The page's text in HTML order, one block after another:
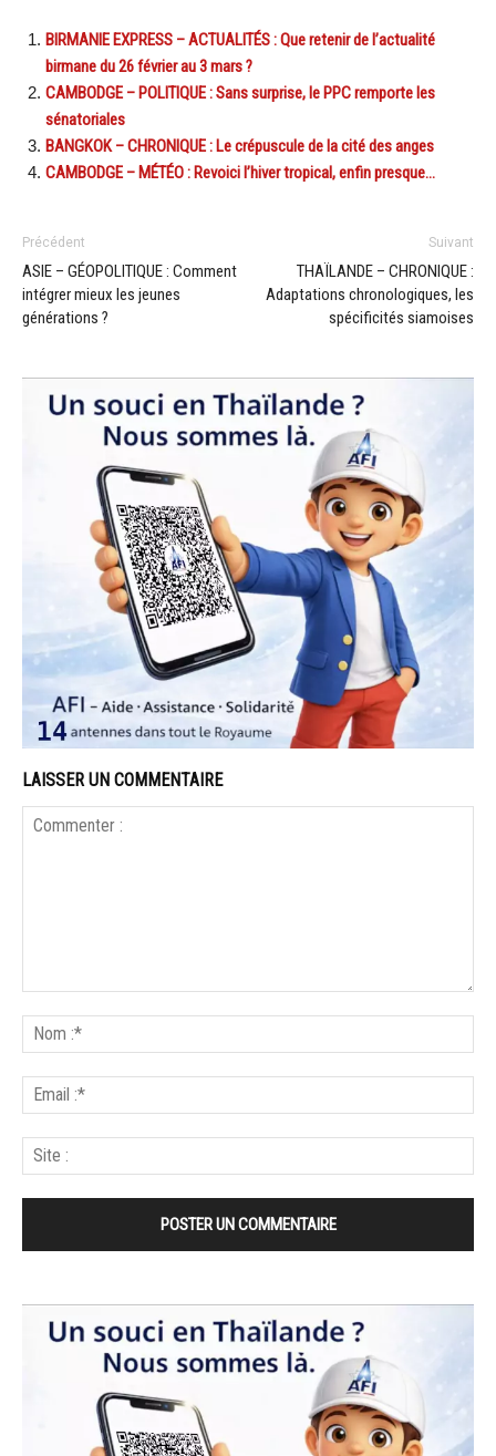
BIRMANIE EXPRESS – ACTUALITÉS : Que retenir de l’actualité
birmane du 26 février au 3 mars ?
CAMBODGE – POLITIQUE : Sans surprise, le PPC remporte les
sénatoriales
BANGKOK – CHRONIQUE : Le crépuscule de la cité des anges
CAMBODGE – MÉTÉO : Revoici l’hiver tropical, enfin presque…
Précédent
ASIE – GÉOPOLITIQUE : Comment
intégrer mieux les jeunes
générations ?
Suivant
THAÏLANDE – CHRONIQUE :
Adaptations chronologiques, les
spécificités siamoises
LAISSER UN COMMENTAIRE